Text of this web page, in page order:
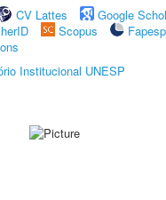
CV Lattes
Google
Scopus
Fapesp
Institucional UNESP